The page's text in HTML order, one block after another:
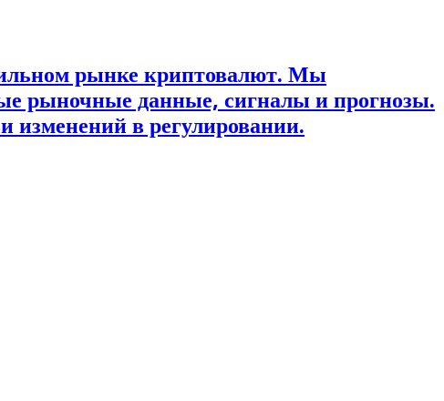
рынке криптовалют. Мы
рыночные данные, сигналы и прогнозы.
изменений в регулировании.